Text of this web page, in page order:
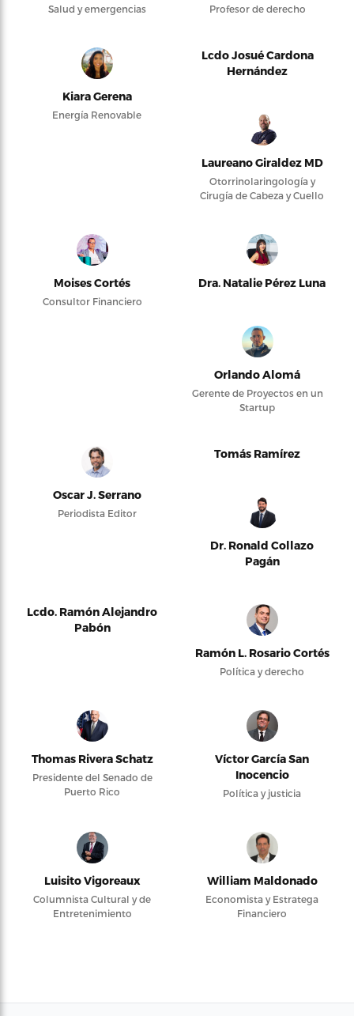
Salud y emergencias Profesor de derecho
Kiara Gerena
Energía Renovable
Lcdo Josué Cardona
Hernández
Laureano Giraldez MD
Otorrinolaringología y
Cirugía de Cabeza y Cuello
Moises Cortés
Consultor Financiero
Dra. Natalie Pérez Luna
Orlando Alomá
Gerente de Proyectos en un
Startup
Oscar J. Serrano
Periodista Editor
Tomás Ramírez
Dr. Ronald Collazo
Pagán
Lcdo. Ramón Alejandro
Pabón
Ramón L. Rosario Cortés
Política y derecho
Thomas Rivera Schatz
Presidente del Senado de
Puerto Rico
Víctor García San
Inocencio
Política y justicia
Luisito Vigoreaux
Columnista Cultural y de
Entretenimiento
William Maldonado
Economista y Estratega
Financiero